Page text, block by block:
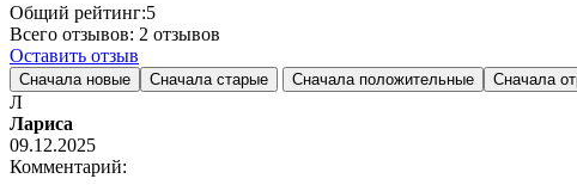
Общий рейтинг:5
Всего отзывов: 2 отзывов
Оставить отзыв
Сначала новые Сначала старые Сначала положительные Сначала
Л
Лариса
09.12.2025
Комментарий: